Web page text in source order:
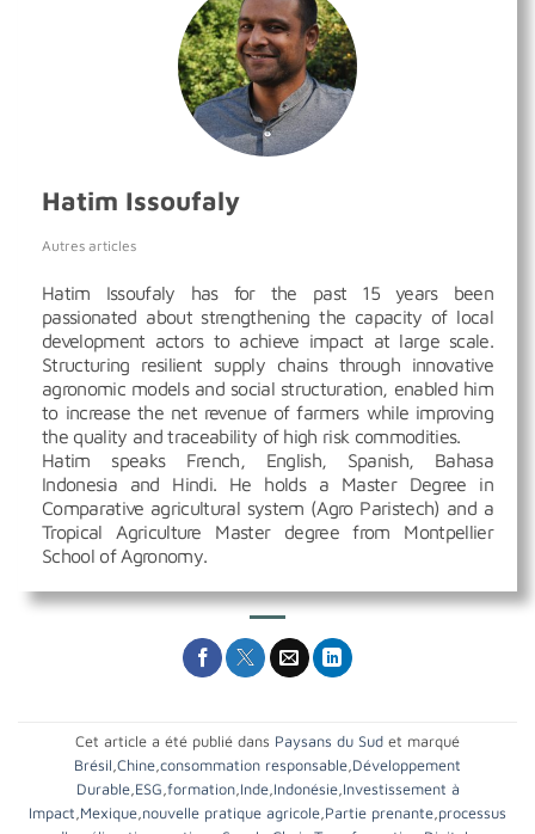
Hatim Issoufaly
Autres articles
Hatim Issoufaly has for the past 15 years been
passionated about strengthening the capacity of local
development actors to achieve impact at large scale.
Structuring resilient supply chains through innovative
agronomic models and social structuration, enabled him
to increase the net revenue of farmers while improving
the quality and traceability of high risk commodities.
Hatim speaks French, English, Spanish, Bahasa
Indonesia and Hindi. He holds a Master Degree in
Comparative agricultural system (Agro Paristech) and a
Tropical Agriculture Master degree from Montpellier
School of Agronomy.
Cet article a été publié dans Paysans du Sud et marqué
Brésil,Chine,consommation responsable,Développement
Durable,ESG,formation,Inde,Indonésie,Investissement à
Impact,Mexique,nouvelle pratique agricole,Partie prenante,processus